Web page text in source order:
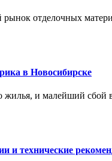
отделочных
в Новосибирске
и малейший сбой
и технические